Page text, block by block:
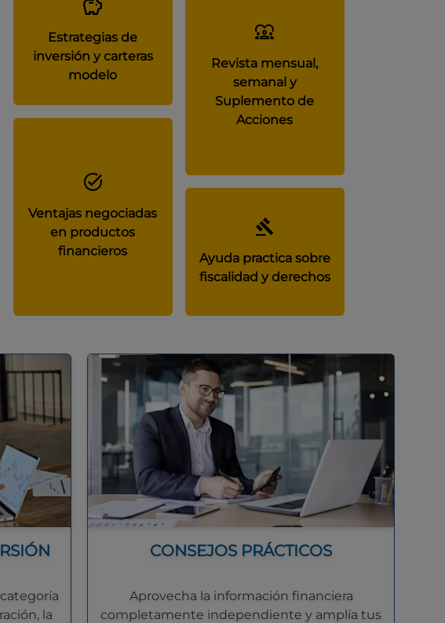
Estrategias de
inversión y carteras
modelo
Revista mensual,
semanal y
Suplemento de
Acciones
Ventajas negociadas
en productos
financieros
Ayuda practica sobre
fiscalidad y derechos
la
CONSEJOS PRÁCTICOS
Aprovecha la información financiera
completamente independiente y amplía tus